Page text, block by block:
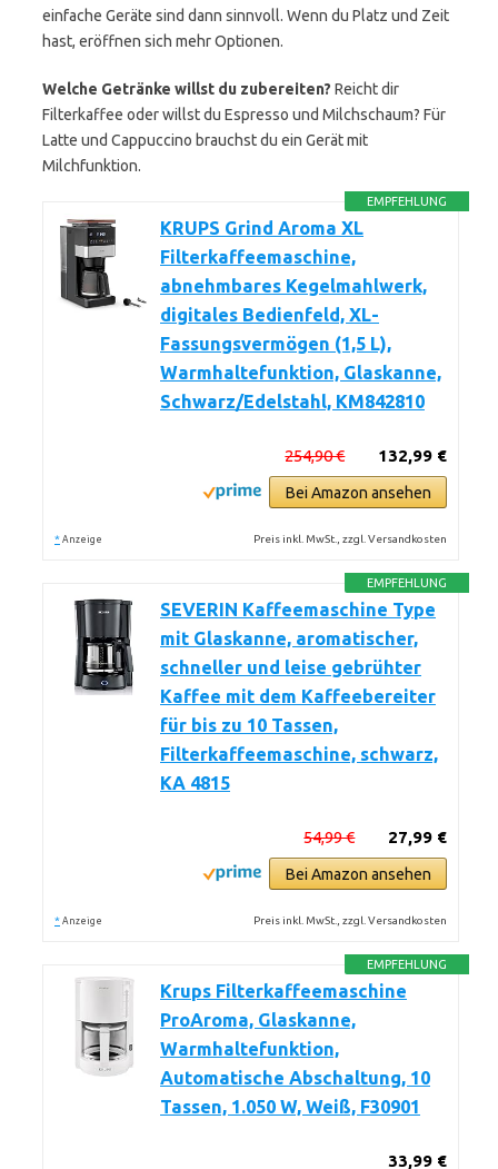
einfache Geräte sind dann sinnvoll. Wenn du Platz und Zeit
hast, eröffnen sich mehr Optionen.
Welche Getränke willst du zubereiten? Reicht dir
Filterkaffee oder willst du Espresso und Milchschaum? Für
Latte und Cappuccino brauchst du ein Gerät mit
Milchfunktion.
EMPFEHLUNG
KRUPS Grind Aroma XL
Filterkaffeemaschine,
abnehmbares Kegelmahlwerk,
digitales Bedienfeld, XL-
Fassungsvermögen (1,5 L),
Warmhaltefunktion, Glaskanne,
Schwarz/Edelstahl, KM842810
132,99 €
254,90 €
Bei Amazon ansehen
* Anzeige Preis inkl. MwSt., zzgl. Versandkosten
EMPFEHLUNG
SEVERIN Kaffeemaschine Type
mit Glaskanne, aromatischer,
schneller und leise gebrühter
Kaffee mit dem Kaffeebereiter
für bis zu 10 Tassen,
Filterkaffeemaschine, schwarz,
KA 4815
27,99 €
54,99 €
Bei Amazon ansehen
* Anzeige Preis inkl. MwSt., zzgl. Versandkosten
EMPFEHLUNG
Krups Filterkaffeemaschine
ProAroma, Glaskanne,
Warmhaltefunktion,
Automatische Abschaltung, 10
Tassen, 1.050 W, Weiß, F30901
33,99 €